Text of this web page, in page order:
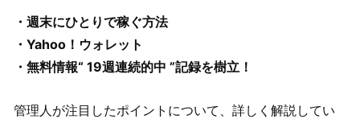
・週末にひとりで稼ぐ方法
・Yahoo！ウォレット
・無料情報“ 19週連続的中 ”記録を樹立！
管理人が注目したポイントについて、詳しく解説してい